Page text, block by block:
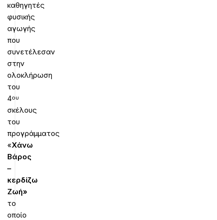
καθηγητές
φυσικής
αγωγής
που
συνετέλεσαν
στην
ολοκλήρωση
του
4ου
σκέλους
του
προγράμματος
«Χάνω
Βάρος
–
κερδίζω
Ζωή»
το
οποίο